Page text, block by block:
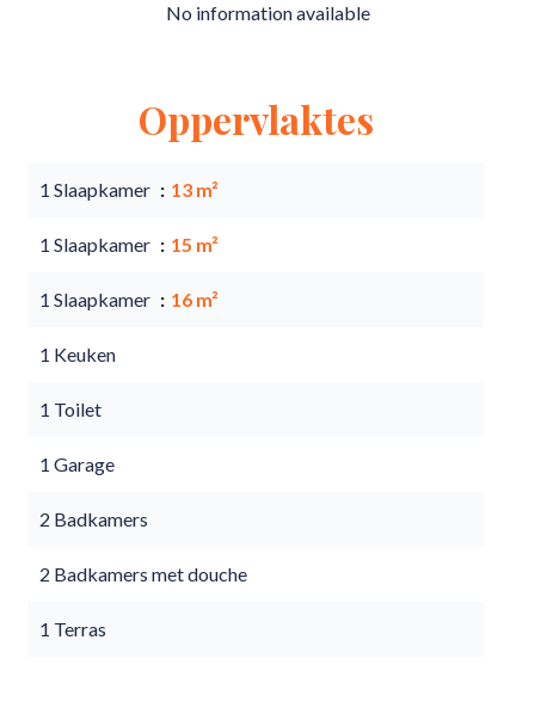
No information available
Oppervlaktes
1 Slaapkamer 13 m²
1 Slaapkamer 15 m²
1 Slaapkamer 16 m²
1 Keuken
1 Toilet
1 Garage
2 Badkamers
2 Badkamers met douche
1 Terras